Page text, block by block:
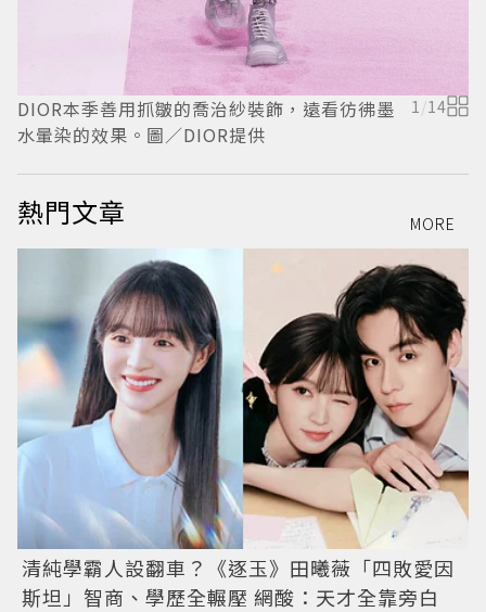
DIOR本季善用抓皺的喬治紗裝飾，遠看彷彿墨
水暈染的效果。圖／DIOR提供
1/14
熱門文章 MORE
清純學霸人設翻車？《逐玉》田曦薇「四敗愛因
斯坦」智商、學歷全輾壓 網酸：天才全靠旁白